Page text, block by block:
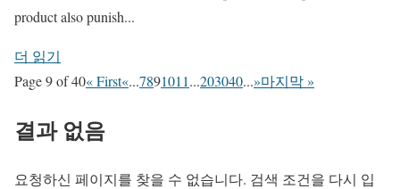
product also punish...
더 읽기
Page 9 of 40« First«...7891011...203040...»마지막 »
결과 없음
요청하신 페이지를 찾을 수 없습니다. 검색 조건을 다시 입